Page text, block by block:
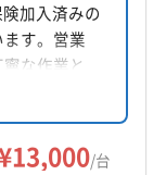
加入済みの
す。営業
な作業と
奉仕サー
舗負担。
～17:00
/台